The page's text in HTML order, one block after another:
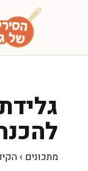
מתכונים ›